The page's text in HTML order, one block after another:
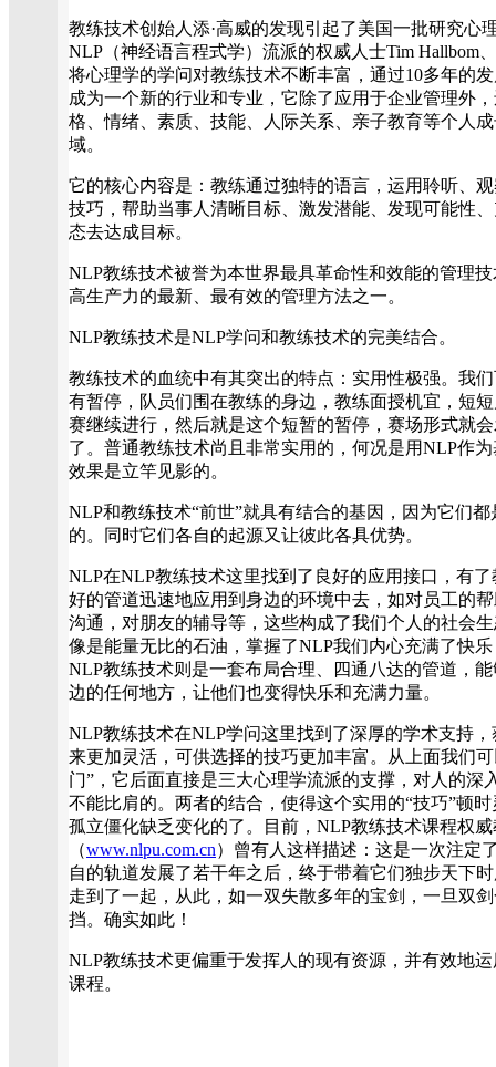
教练技术创始人添·高威的发现引起了美国一批研究心
NLP（神经语言程式学）流派的权威人士Tim Hallbom
将心理学的学问对教练技术不断丰富，通过10多年的
成为一个新的行业和专业，它除了应用于企业管理外
格、情绪、素质、技能、人际关系、亲子教育等个人
域。
它的核心内容是：教练通过独特的语言，运用聆听、
技巧，帮助当事人清晰目标、激发潜能、发现可能性
态去达成目标。
NLP教练技术被誉为本世界最具革命性和效能的管理
高生产力的最新、最有效的管理方法之一。
NLP教练技术是NLP学问和教练技术的完美结合。
教练技术的血统中有其突出的特点：实用性极强。我
有暂停，队员们围在教练的身边，教练面授机宜，短
赛继续进行，然后就是这个短暂的暂停，赛场形式就
了。普通教练技术尚且非常实用的，何况是用NLP作
效果是立竿见影的。
NLP和教练技术“前世”就具有结合的基因，因为它们
的。同时它们各自的起源又让彼此各具优势。
NLP在NLP教练技术这里找到了良好的应用接口，有
好的管道迅速地应用到身边的环境中去，如对员工的
沟通，对朋友的辅导等，这些构成了我们个人的社会
像是能量无比的石油，掌握了NLP我们内心充满了快
NLP教练技术则是一套布局合理、四通八达的管道，
边的任何地方，让他们也变得快乐和充满力量。
NLP教练技术在NLP学问这里找到了深厚的学术支持
来更加灵活，可供选择的技巧更加丰富。从上面我们
门”，它后面直接是三大心理学流派的支撑，对人的深
不能比肩的。两者的结合，使得这个实用的“技巧”顿
孤立僵化缺乏变化的了。目前，NLP教练技术课程权
（www.nlpu.com.cn）曾有人这样描述：这是一次注定
自的轨道发展了若干年之后，终于带着它们独步天下
走到了一起，从此，如一双失散多年的宝剑，一旦双
挡。确实如此！
NLP教练技术更偏重于发挥人的现有资源，并有效地
课程。